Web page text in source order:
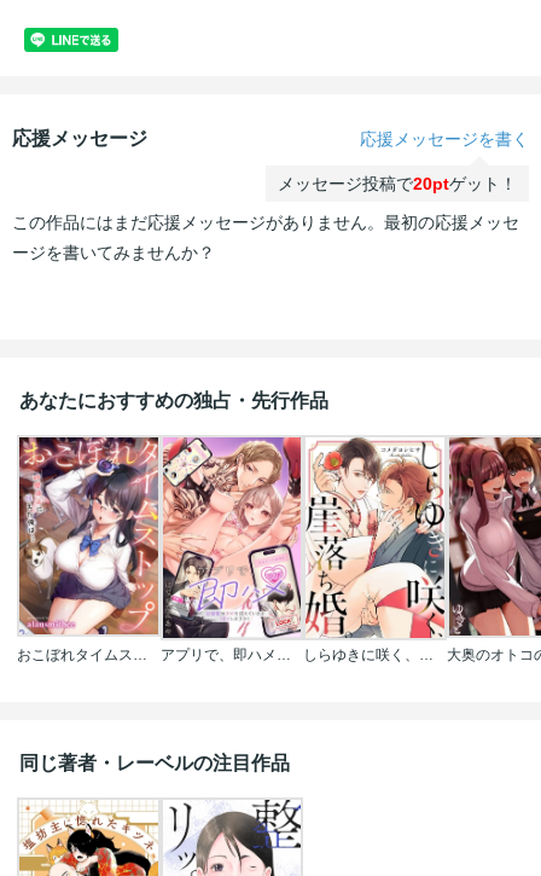
応援メッセージ 応援メッセージを書く
メッセージ投稿で20ptゲット！
この作品にはまだ応援メッセージがありません。最初の応援メッセ
ージを書いてみませんか？
あなたにおすすめの独占・先行作品
おこぼれタイムストップ～時間停止に抗えた俺は…～【フルカラー】 アプリで、即ハメ～欲情度が800を超えていますSEXしますか？ しらゆきに咲く、崖落ち婚。 大奥のオトコ
同じ著者・レーベルの注目作品